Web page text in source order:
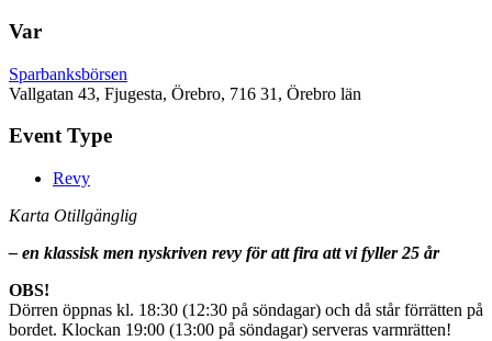
Var
Sparbanksbörsen
Vallgatan 43, Fjugesta, Örebro, 716 31, Örebro län
Event Type
Revy
Karta Otillgänglig
– en klassisk men nyskriven revy för att fira att vi fyller 25 år
OBS!
Dörren öppnas kl. 18:30 (12:30 på söndagar) och då står förrätten på
bordet. Klockan 19:00 (13:00 på söndagar) serveras varmrätten!